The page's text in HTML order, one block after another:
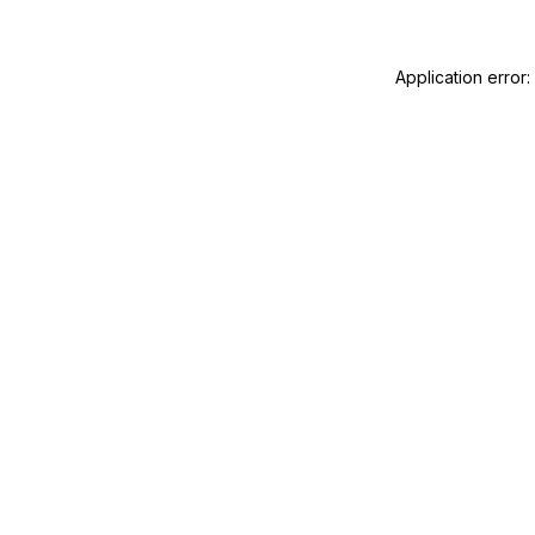
Application